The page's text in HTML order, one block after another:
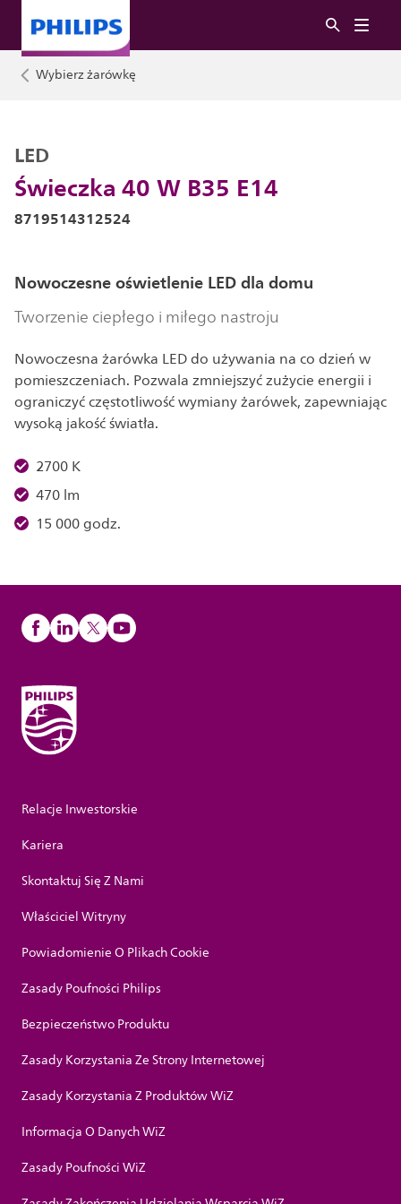
Wybierz żarówkę
Świeczka 40 W B35 E14
LED
8719514312524
Nowoczesne oświetlenie LED dla domu
Tworzenie ciepłego i miłego nastroju
Nowoczesna żarówka LED do używania na co dzień w
pomieszczeniach. Pozwala zmniejszyć zużycie energii i
ograniczyć częstotliwość wymiany żarówek, zapewniając
wysoką jakość światła.
2700 K
470 lm
15 000 godz.
Relacje Inwestorskie
Kariera
Skontaktuj Się Z Nami
Właściciel Witryny
Powiadomienie O Plikach Cookie
Zasady Poufności Philips
Bezpieczeństwo Produktu
Zasady Korzystania Ze Strony Internetowej
Zasady Korzystania Z Produktów WiZ
Informacja O Danych WiZ
Zasady Poufności WiZ